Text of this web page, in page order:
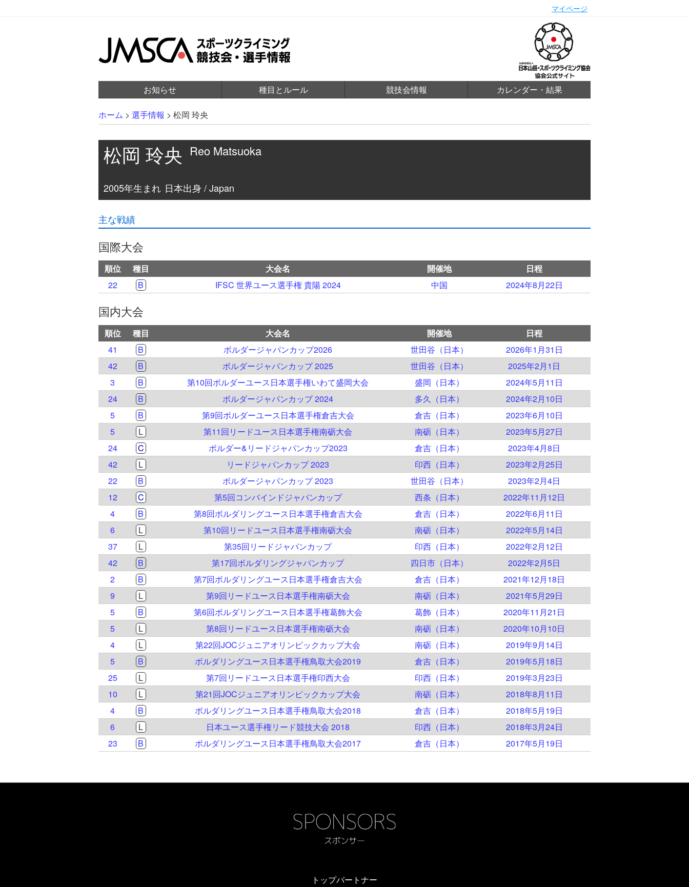
マイページ
お知らせ 種目とルール 競技会情報 カレンダー・結果
ホーム > 選手情報 > 松岡 玲央
松岡 玲央 Reo Matsuoka
2005年生まれ 日本出身 / Japan
主な戦績
国際大会
順位 種目 大会名 開催地
日程
22
B IFSC 世界ユース選手権 貴陽 2024 中国 2024年8月22日
国内大会
順位 種目 大会名 開催地
日程
41
B ボルダージャパンカップ2026 世田谷（日本）
2026年1月31日
42
B ボルダージャパンカップ 2025 世田谷（日本）
2025年2月1日
3
B 第10回ボルダーユース日本選手権いわて盛岡大会 盛岡（日本）
2024年5月11日
24
B ボルダージャパンカップ 2024 多久（日本）
2024年2月10日
5
B 第9回ボルダーユース日本選手権倉吉大会 倉吉（日本）
2023年6月10日
5
L 第11回リードユース日本選手権南砺大会 南砺（日本）
2023年5月27日
24
C ボルダー&リードジャパンカップ2023 倉吉（日本）
2023年4月8日
42
L リードジャパンカップ 2023 印西（日本）
2023年2月25日
22
B ボルダージャパンカップ 2023 世田谷（日本）
2023年2月4日
12
C 第5回コンバインドジャパンカップ 西条（日本）
2022年11月12日
4
B 第8回ボルダリングユース日本選手権倉吉大会 倉吉（日本）
2022年6月11日
6
L 第10回リードユース日本選手権南砺大会 南砺（日本）
2022年5月14日
37
L 第35回リードジャパンカップ 印西（日本）
2022年2月12日
42
B 第17回ボルダリングジャパンカップ 四日市（日本）
2022年2月5日
2
B 第7回ボルダリングユース日本選手権倉吉大会 倉吉（日本）
2021年12月18日
9
L 第9回リードユース日本選手権南砺大会 南砺（日本）
2021年5月29日
5
B 第6回ボルダリングユース日本選手権葛飾大会 葛飾（日本）
2020年11月21日
5
L 第8回リードユース日本選手権南砺大会 南砺（日本）
2020年10月10日
4
L 第22回JOCジュニアオリンピックカップ大会 南砺（日本）
2019年9月14日
5
B ボルダリングユース日本選手権鳥取大会2019 倉吉（日本）
2019年5月18日
25
L 第7回リードユース日本選手権印西大会 印西（日本）
2019年3月23日
10
L 第21回JOCジュニアオリンピックカップ大会 南砺（日本）
2018年8月11日
4
B ボルダリングユース日本選手権鳥取大会2018 倉吉（日本）
2018年5月19日
6
L 日本ユース選手権リード競技大会 2018 印西（日本）
2018年3月24日
23
B ボルダリングユース日本選手権鳥取大会2017 倉吉（日本） 2017年5月19日
トップパートナー